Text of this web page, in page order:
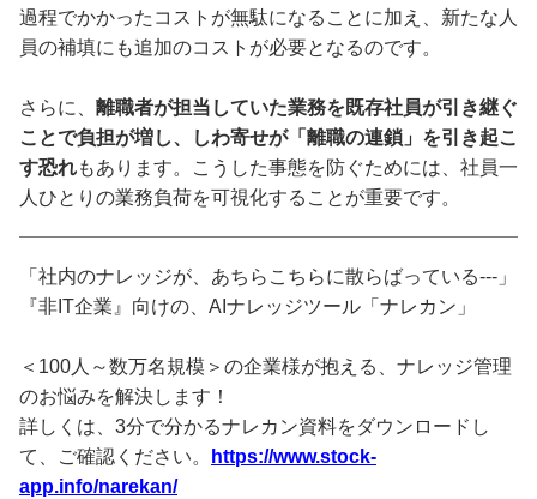
過程でかかったコストが無駄になることに加え、新たな人
員の補填にも追加のコストが必要となるのです。
さらに、 離職者が担当していた業務を既存社員が引き継ぐ
ことで負担が増し、しわ寄せが「離職の連鎖」を引き起こ
す恐れもあります。こうした事態を防ぐためには、社員一
人ひとりの業務負荷を可視化することが重要です。
「社内のナレッジが、あちらこちらに散らばっている---」
『非IT企業』向けの、AIナレッジツール「ナレカン」
＜100人～数万名規模＞の企業様が抱える、ナレッジ管理
のお悩みを解決します！
詳しくは、3分で分かるナレカン資料をダウンロードし
て、ご確認ください。
https://www.stock-
app.info/narekan/